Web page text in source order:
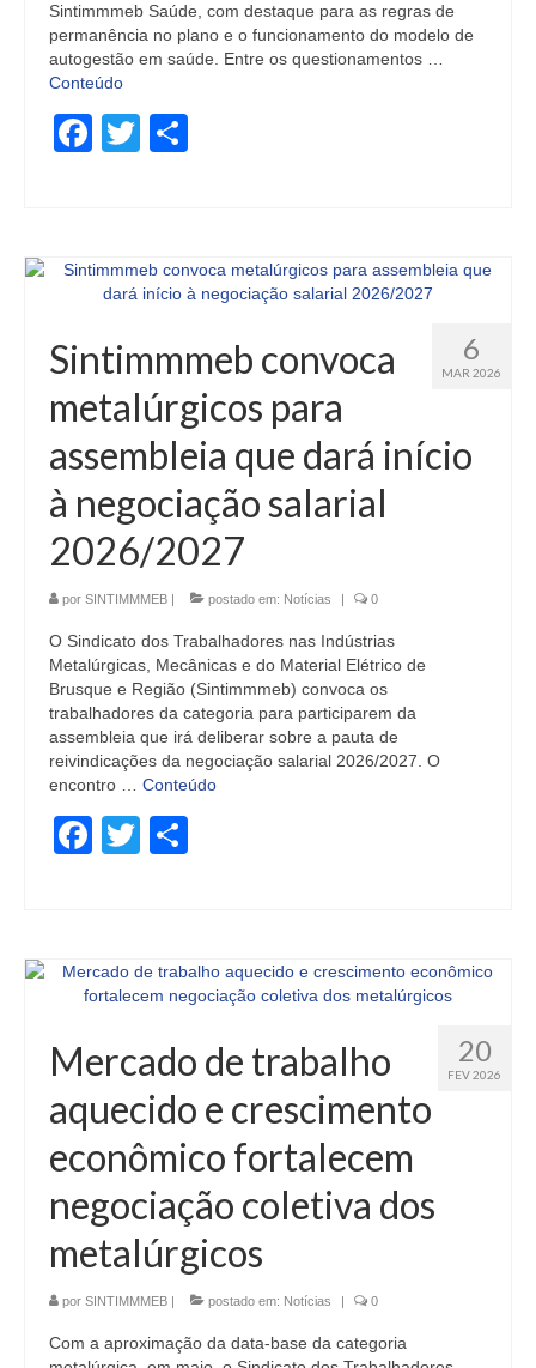
Sintimmmeb Saúde, com destaque para as regras de
permanência no plano e o funcionamento do modelo de
autogestão em saúde. Entre os questionamentos …
Conteúdo
Facebook
Twitter
6
MAR 2026
Sintimmmeb convoca
metalúrgicos para
assembleia que dará início
à negociação salarial
2026/2027
por SINTIMMMEB | postado em: Notícias | 0
O Sindicato dos Trabalhadores nas Indústrias
Metalúrgicas, Mecânicas e do Material Elétrico de
Brusque e Região (Sintimmmeb) convoca os
trabalhadores da categoria para participarem da
assembleia que irá deliberar sobre a pauta de
reivindicações da negociação salarial 2026/2027. O
encontro … Conteúdo
Facebook
Twitter
20
FEV 2026
Mercado de trabalho
aquecido e crescimento
econômico fortalecem
negociação coletiva dos
metalúrgicos
por SINTIMMMEB | postado em: Notícias | 0
Com a aproximação da data-base da categoria